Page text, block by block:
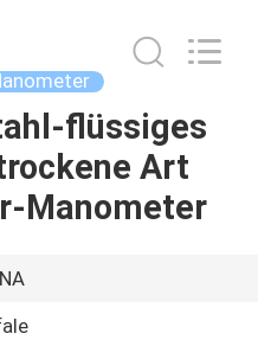
flüssiges
Art
Manometer